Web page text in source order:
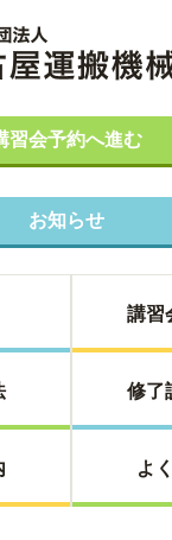
習会予約へ進む
お知らせ
講習
修了
よ